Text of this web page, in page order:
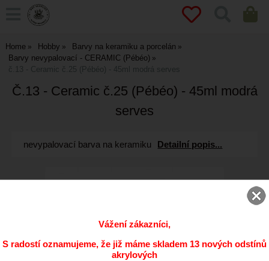
Home Hobby
Barvy na keramiku a porcelán
Barvy nevypalovací - CERAMIC (Pébéo)
č.13 - Ceramic č.25 (Pébéo) - 45ml modrá serves
Č.13 - Ceramic č.25 (Pébéo) - 45ml modrá
serves
nevypalovací barva na keramiku Detailní popis...
Vážení zákazníci,
S radostí oznamujeme, že již máme skladem 13 nových odstínů
akrylových